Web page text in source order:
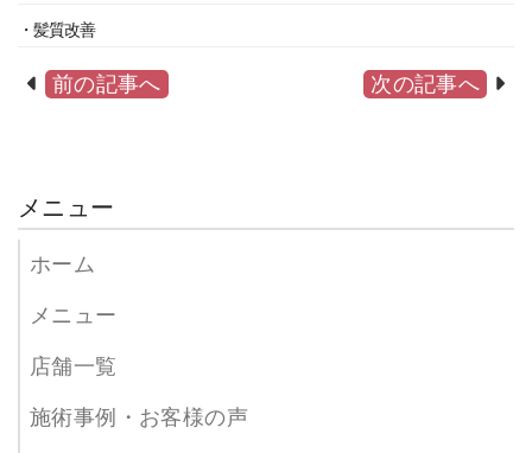
・髪質改善
前の記事へ 次の記事へ
メニュー
ホーム
メニュー
店舗一覧
施術事例・お客様の声